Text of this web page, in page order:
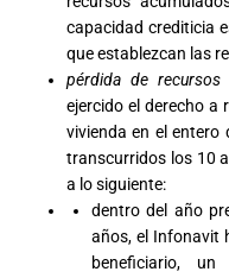
capacidad crediticia
que establezcan las
pérdida de recursos
ejercido el derecho a
vivienda en el entero
transcurridos los 10
a lo siguiente:
dentro del año
años, el Infonavit
beneficiario,